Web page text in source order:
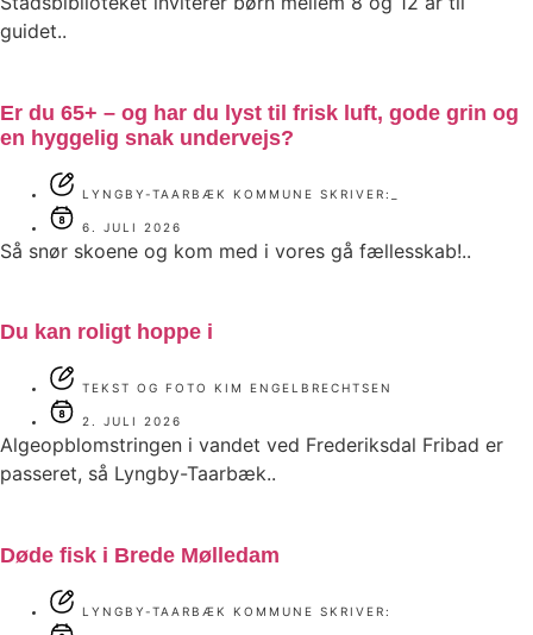
guidet..
Er du 65+ – og har du lyst til frisk luft, gode grin og
en hyggelig snak undervejs?
LYNGBY-TAARBÆK KOMMUNE SKRIVER:_
6. JULI 2026
Så snør skoene og kom med i vores gå fællesskab!..
Du kan roligt hoppe i
TEKST OG FOTO KIM ENGELBRECHTSEN
2. JULI 2026
Algeopblomstringen i vandet ved Frederiksdal Fribad er
passeret, så Lyngby-Taarbæk..
Døde fisk i Brede Mølledam
LYNGBY-TAARBÆK KOMMUNE SKRIVER: